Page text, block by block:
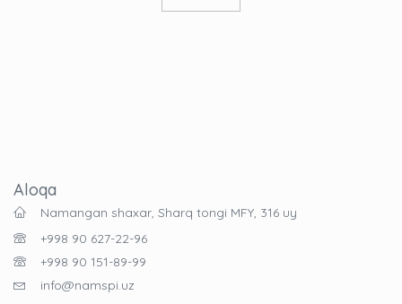
Aloqa
Namangan shaxar, Sharq tongi MFY, 316 uy
+998 90 627-22-96
+998 90 151-89-99
info@namspi.uz